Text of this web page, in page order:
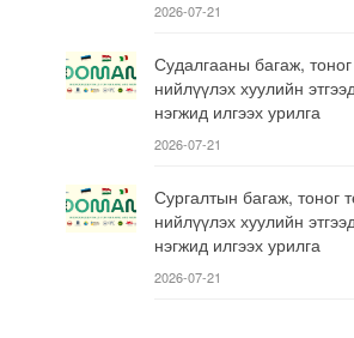
2026-07-21
Судалгааны багаж,
нийлүүлэх хуулийн
нэгжид илгээх урилга
2026-07-21
Сургалтын багаж, тоног
нийлүүлэх хуулийн
нэгжид илгээх урилга
2026-07-21